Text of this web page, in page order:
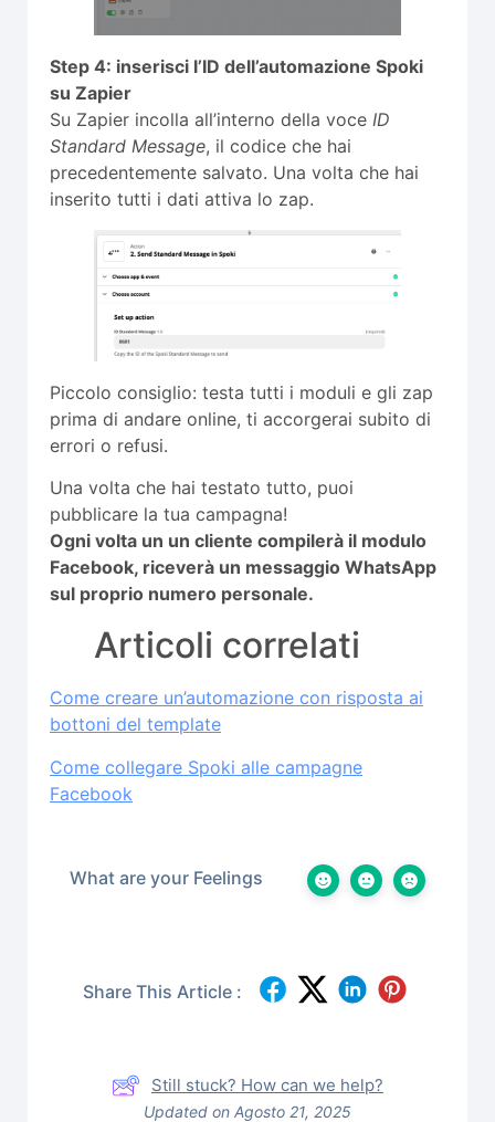
Step 4: inserisci l’ID dell’automazione Spoki
su Zapier
Su Zapier incolla all’interno della voce ID
Standard Message, il codice che hai
precedentemente salvato. Una volta che hai
inserito tutti i dati attiva lo zap.
Piccolo consiglio: testa tutti i moduli e gli zap
prima di andare online, ti accorgerai subito di
errori o refusi.
Una volta che hai testato tutto, puoi
pubblicare la tua campagna!
Ogni volta un un cliente compilerà il modulo
Facebook, riceverà un messaggio WhatsApp
sul proprio numero personale.
Articoli correlati
Come creare un’automazione con risposta ai
bottoni del template
Come collegare Spoki alle campagne
Facebook
What are your Feelings
Share This Article :
Still stuck? How can we help?
Updated on Agosto 21, 2025